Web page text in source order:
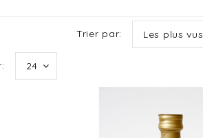
Trier par: Les plus vus
24